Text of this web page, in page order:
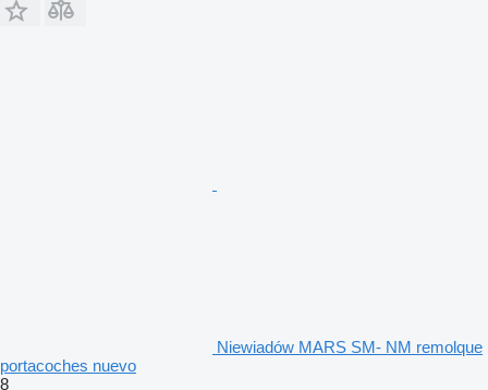
Niewiadów MARS SM- NM remolque
portacoches nuevo
8